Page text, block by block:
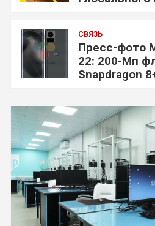
СВЯЗЬ
Пресс-фото
22: 200-Мп
Snapdragon